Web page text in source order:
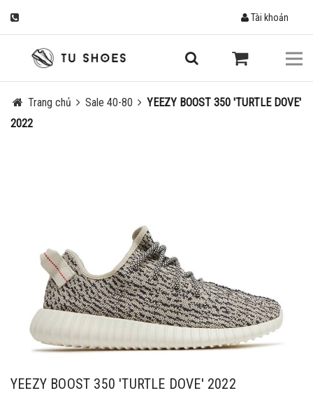
Tài khoản
Trang chủ Sale 40-80
YEEZY BOOST 350 'TURTLE DOVE'
2022
YEEZY BOOST 350 'TURTLE DOVE' 2022